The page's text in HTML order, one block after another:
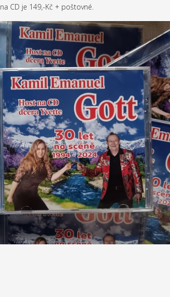
CD je 149,-Kč + poštovné.